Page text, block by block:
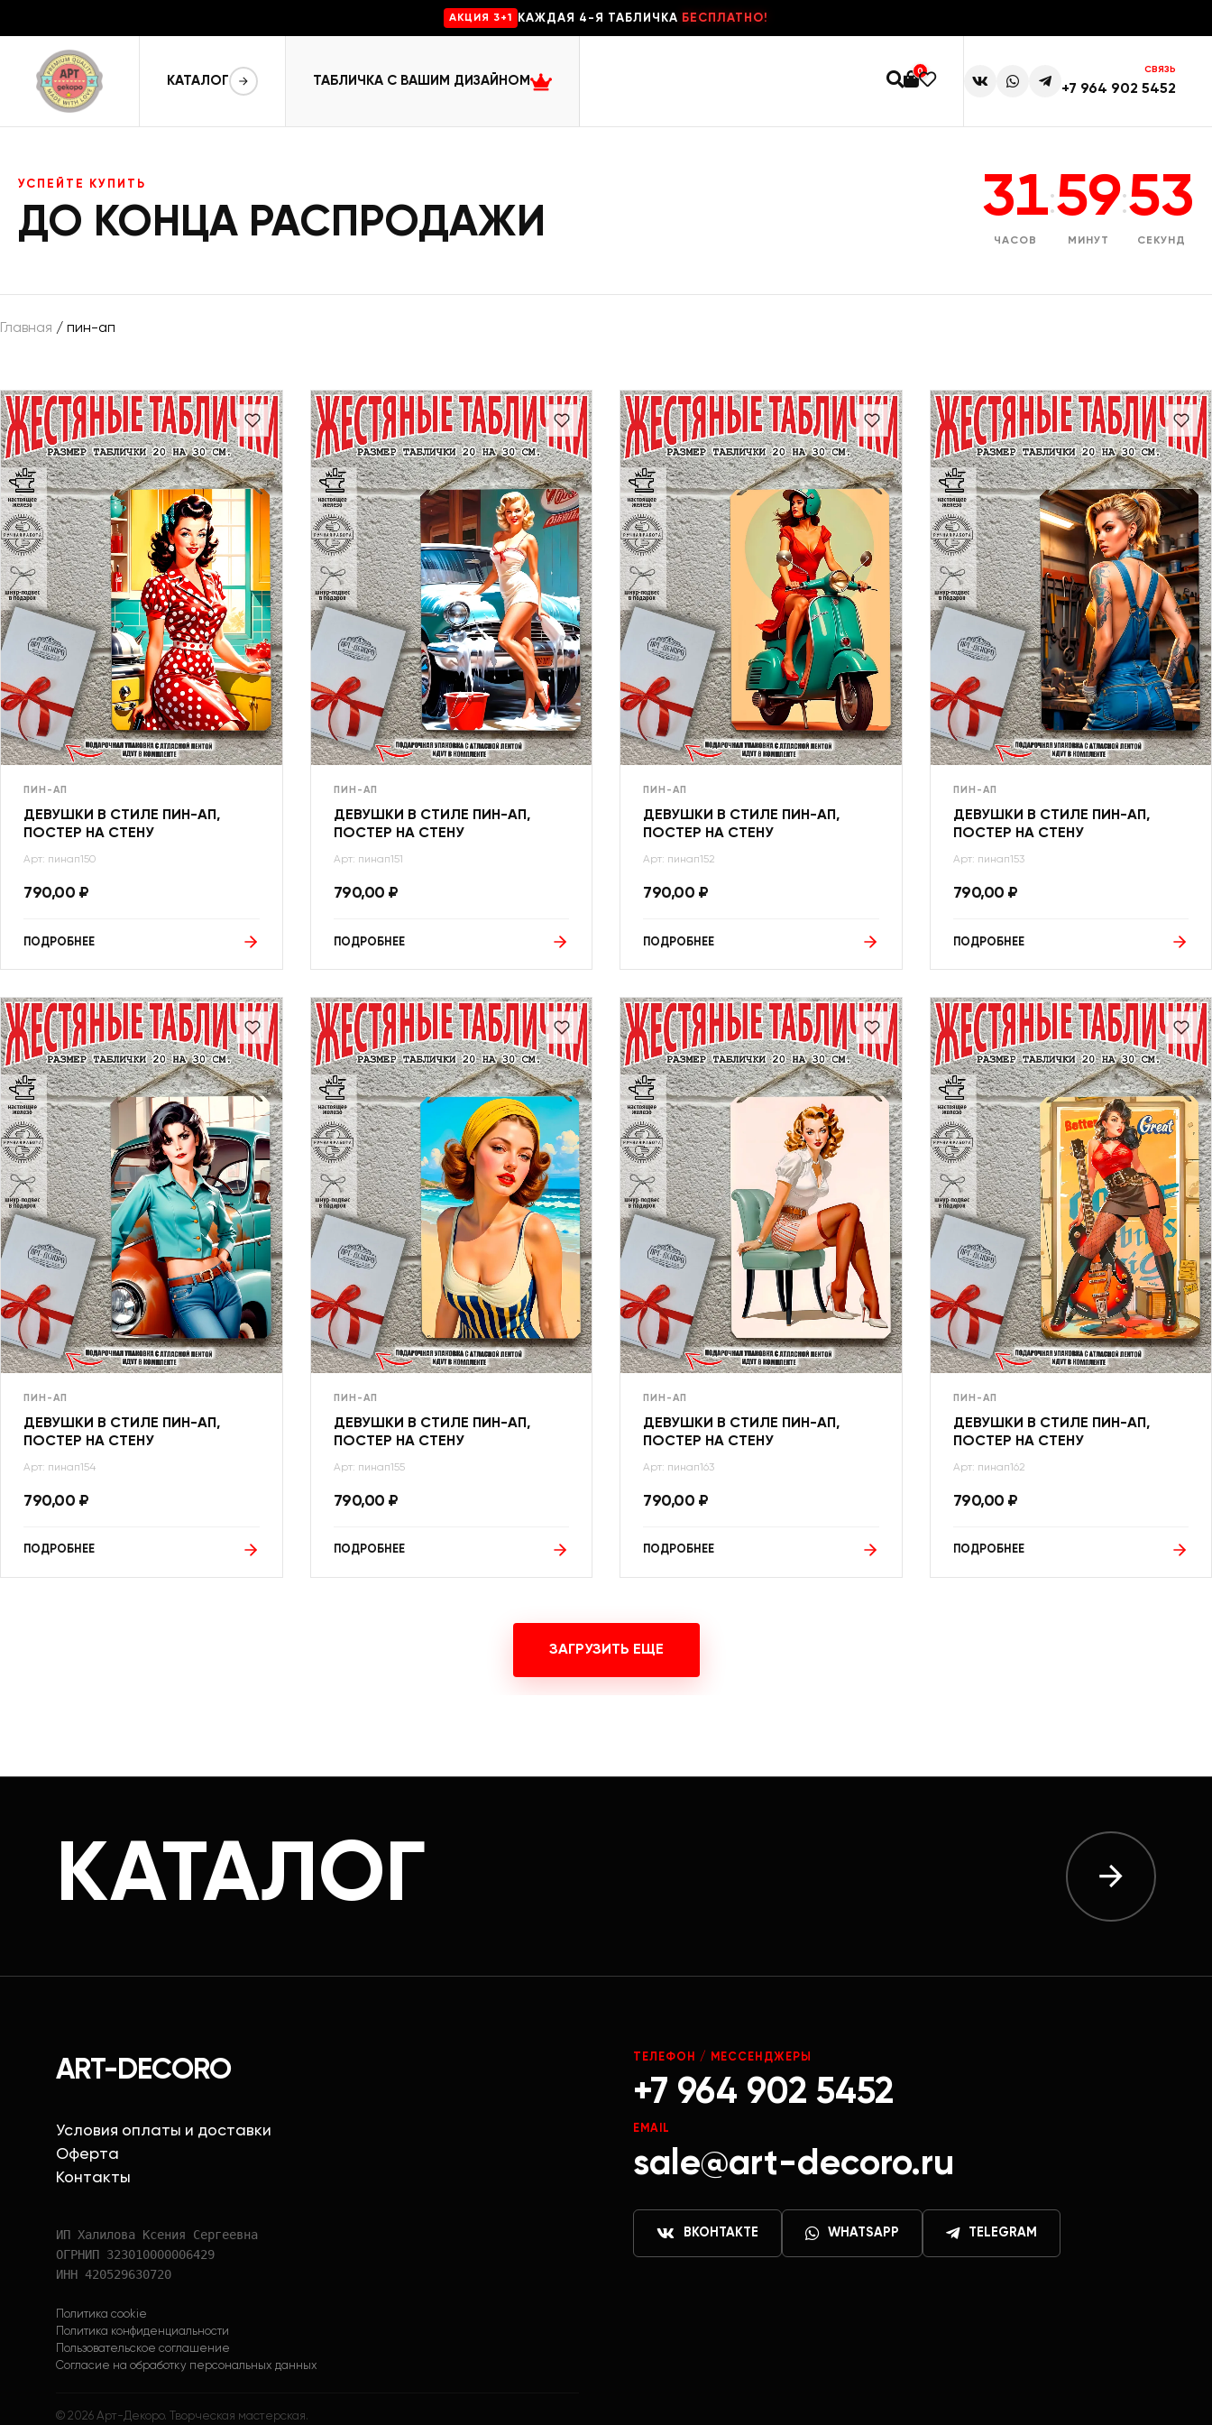
AKЦИЯ 3+1 КАЖДАЯ 4-Я ТАБЛИЧКА БЕСПЛАТНО!
КАТАЛОГ ТАБЛИЧКА С ВАШИМ ДИЗАЙНОМ
0 СВЯЗЬ
+7 964 902 5452
УСПЕЙТЕ КУПИТЬ
ДО КОНЦА РАСПРОДАЖИ 31
ЧАСОВ
:59
МИНУТ
:52
СЕКУНД
Главная / пин-ап
ПИН-АП
ДЕВУШКИ В СТИЛЕ ПИН-АП,
ПОСТЕР НА СТЕНУ
Арт: пинап150
790,00 ₽
ПОДРОБНЕЕ
ПИН-АП
ДЕВУШКИ В СТИЛЕ ПИН-АП,
ПОСТЕР НА СТЕНУ
Арт: пинап151
790,00 ₽
ПОДРОБНЕЕ
ПИН-АП
ДЕВУШКИ В СТИЛЕ ПИН-АП,
ПОСТЕР НА СТЕНУ
Арт: пинап152
790,00 ₽
ПОДРОБНЕЕ
ПИН-АП
ДЕВУШКИ В СТИЛЕ ПИН-АП,
ПОСТЕР НА СТЕНУ
Арт: пинап153
790,00 ₽
ПОДРОБНЕЕ
ПИН-АП
ДЕВУШКИ В СТИЛЕ ПИН-АП,
ПОСТЕР НА СТЕНУ
Арт: пинап154
790,00 ₽
ПОДРОБНЕЕ
ПИН-АП
ДЕВУШКИ В СТИЛЕ ПИН-АП,
ПОСТЕР НА СТЕНУ
Арт: пинап155
790,00 ₽
ПОДРОБНЕЕ
ПИН-АП
ДЕВУШКИ В СТИЛЕ ПИН-АП,
ПОСТЕР НА СТЕНУ
Арт: пинап163
790,00 ₽
ПОДРОБНЕЕ
ПИН-АП
ДЕВУШКИ В СТИЛЕ ПИН-АП,
ПОСТЕР НА СТЕНУ
Арт: пинап162
790,00 ₽
ПОДРОБНЕЕ
ЗАГРУЗИТЬ ЕЩЕ
КАТАЛОГ
ART-DECORO
Условия оплаты и доставки
Оферта
Контакты
ИП Халилова Ксения Сергеевна
ОГРНИП 323010000006429
ИНН 420529630720
Политика cookie
Политика конфиденциальности
Пользовательское соглашение
Согласие на обработку персональных данных
© 2026 Арт-Декоро. Творческая мастерская.
ТЕЛЕФОН / МЕССЕНДЖЕРЫ
+7 964 902 5452
EMAIL
sale@art-decoro.ru
ВКОНТАКТЕ WHATSAPP TELEGRAM